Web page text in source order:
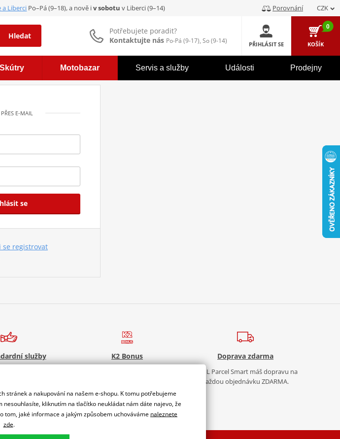
a Liberci Po–Pá (9–18), a nově iv sobotu v Liberci (9–14) Porovnání CZK
Hledat
Potřebujete poradit?
Kontaktujte nás Po-Pá (9-17), So (9-14) PŘIHLÁSIT SE
0
KOŠÍK
Skútry Motobazar Servis a služby Události Prodejny
E-MAIL
se
se registrovat
služby K2 Bonus Doprava zdarma
S PPL Parcel Smart máš dopravu na
každou objednávku ZDARMA.
stránek a nakupování na našem e-shopu. K tomu potřebujeme
kliknutím na tlačítko neukládat nám dáte najevo, že
tom, jaké informace a jakým způsobem uchováváme naleznete
zde.